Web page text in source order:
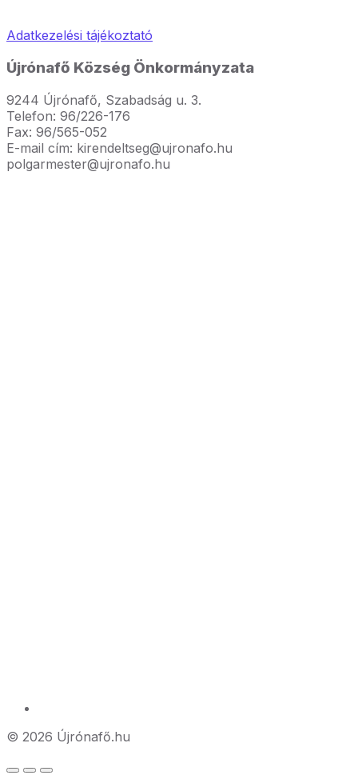
Adatkezelési tájékoztató
Újrónafő Község Önkormányzata
9244 Újrónafő, Szabadság u. 3.
Telefon: 96/226-176
Fax: 96/565-052
E-mail cím: kirendeltseg@ujronafo.hu
polgarmester@ujronafo.hu
© 2026 Újrónafő.hu